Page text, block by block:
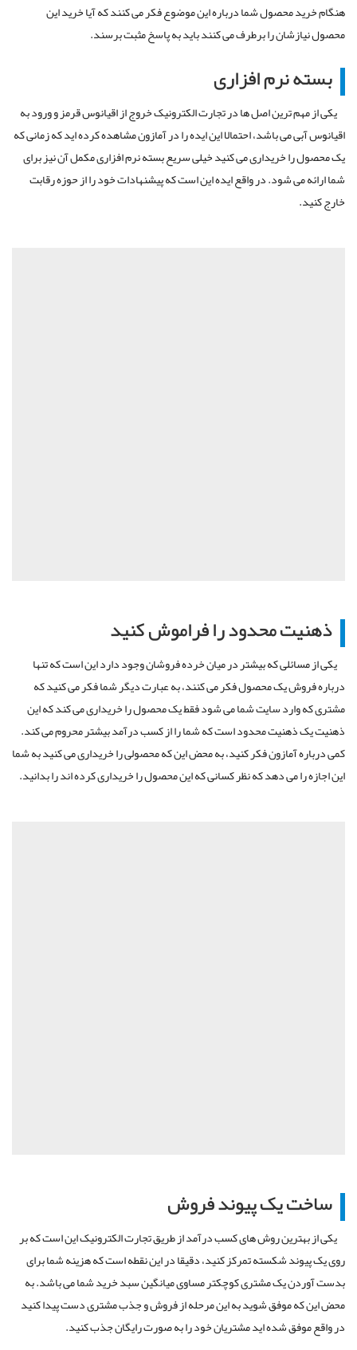
هنگام خرید محصول شما درباره این موضوع فکر می کنند که آیا خرید این
محصول نیازشان را برطرف می کنند باید به پاسخ مثبت برسند.
بسته نرم افزاری
یکی از مهم ترین اصل ها در تجارت الکترونیک خروج از اقیانوس قرمز و ورود به
اقیانوس آبی می باشد، احتمالا این ایده را در آمازون مشاهده کرده اید که زمانی که
یک محصول را خریداری می کنید خیلی سریع بسته نرم افزاری مکمل آن نیز برای
شما ارائه می شود. در واقع ایده این است که پیشنهادات خود را از حوزه رقابت
خارج کنید.
ذهنیت محدود را فراموش کنید
یکی از مسائلی که بیشتر در میان خرده فروشان وجود دارد این است که تنها
درباره فروش یک محصول فکر می کنند، به عبارت دیگر شما فکر می کنید که
مشتری که وارد سایت شما می شود فقط یک محصول را خریداری می کند که این
ذهنیت یک ذهنیت محدود است که شما را از کسب درآمد بیشتر محروم می کند.
کمی درباره آمازون فکر کنید، به محض این که محصولی را خریداری می کنید به شما
این اجازه را می دهد که نظر کسانی که این محصول را خریداری کرده اند را بدانید.
ساخت یک پیوند فروش
یکی از بهترین روش های کسب درآمد از طریق تجارت الکترونیک این است که بر
روی یک پیوند شکسته تمرکز کنید، دقیقا در این نقطه است که هزینه شما برای
بدست آوردن یک مشتری کوچکتر مساوی میانگین سبد خرید شما می باشد. به
محض این که موفق شوید به این مرحله از فروش و جذب مشتری دست پیدا کنید
در واقع موفق شده اید مشتریان خود را به صورت رایگان جذب کنید.